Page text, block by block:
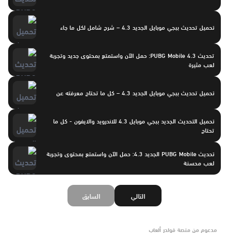
تحميل تحديث ببجي موبايل الجديد 4.3 – شرح شامل لكل ما جاء
تحديث PUBG Mobile 4.3: حمل الآن واستمتع بمحتوى جديد وتجربة
لعب مثيرة
تحميل تحديث ببجي موبايل الجديد 4.3 – كل ما تحتاج معرفته عن
تحميل التحديث الجديد ببجي موبايل 4.3 للاندرويد والايفون - كل ما
تحتاج
تحديث PUBG Mobile الجديد 4.3: حمل الآن واستمتع بمحتوى وتجربة
لعب محسنة
السابق التالي
مدعوم من منصة فولدر ألعاب